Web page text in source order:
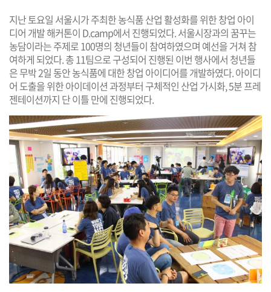
지난 토요일 서울시가 주최한 농식품 산업 활성화를 위한 창업 아이
디어 개발 해커톤이 D.camp에서 진행되었다. 서울시장과의 꿈꾸는
농담이라는 주제로 100명의 청년들이 참여하였으며 예선을 거쳐 참
여하게 되었다. 총 11팀으로 구성되어 진행된 이번 행사에서 청년들
은 무박 2일 동안 농식품에 대한 창업 아이디어를 개발하였다. 아이디
어 도출을 위한 아이데이션 과정부터 구체적인 산업 가시화, 5분 프레
젠테이션까지 단 이틀 만에 진행되었다.